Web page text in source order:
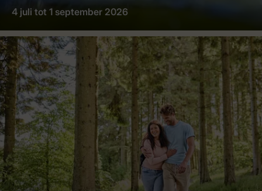
4 juli tot 1 september 2026